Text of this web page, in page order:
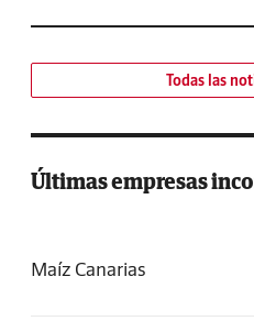
Todas las
Últimas empresas
Maíz Canarias